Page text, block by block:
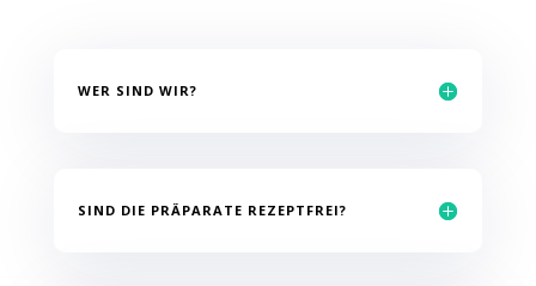
WER SIND WIR?
SIND DIE PRÄPARATE REZEPTFREI?